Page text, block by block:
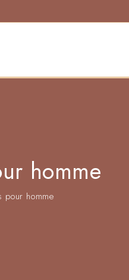
homme
pour homme